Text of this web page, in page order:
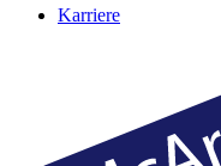
Karriere